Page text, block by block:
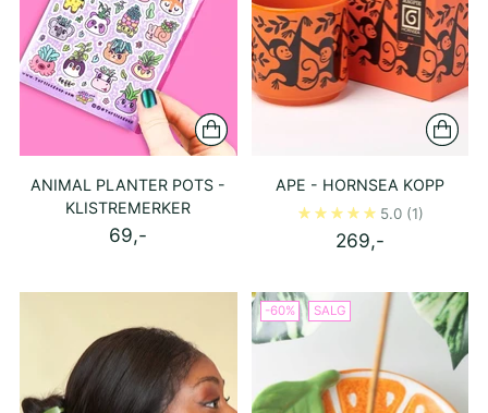
ANIMAL PLANTER POTS -
KLISTREMERKER
69,-
APE - HORNSEA KOPP
5.0 (1)
269,-
-60% SALG